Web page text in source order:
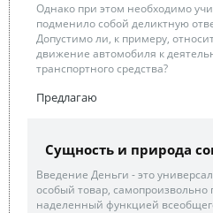
Однако при этом необходимо
подменило собой деликтную
Допустимо ли, к примеру,
движение автомобиля к
транспортного средства?
Предлагаю
Сущность и природа
Введение Деньги - это
особый товар,
наделенный функцией